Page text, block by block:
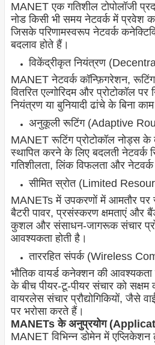
MANET एक गतिशील टोपोलॉजी
नोड किसी भी समय नेटवर्क में
जिसके परिणामस्वरूप नेटवर्क
बदलाव होते हैं।
विकेंद्रीकृत नियंत्रण
MANET नेटवर्क कॉन्फ़िगरेशन,
वितरित एल्गोरिदम और प्रोटोकॉल पर
नियंत्रण या बुनियादी ढांचे के बिना
अनुकूली रूटिंग (Adaptive
MANET रूटिंग प्रोटोकॉल नोड्स
स्थापित करने के लिए बदलती नेटवर्क
गतिशीलता, लिंक विफलता और
सीमित स्रोत (Limited
MANETs में उपकरणों में आमतौर पर
बैटरी पावर, प्रसंस्करण क्षमताएं और
कुशल और संसाधन-जागरूक संचार
आवश्यकता होती है।
ताररहित संपर्क (Wireless
भौतिक वायर्ड कनेक्शन की आवश्यकता
के बीच पीयर-टू-पीयर संचार को
वायरलेस संचार प्रौद्योगिकियों, जैसे
पर भरोसा करते हैं।
MANETs के अनुप्रयोग
MANET विभिन्न डोमेन में एप्लिकेशन